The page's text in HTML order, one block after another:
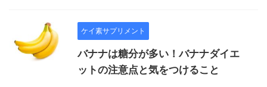
ケイ素サプリメント
バナナは糖分が多い！バナナダイエ
ットの注意点と気をつけること